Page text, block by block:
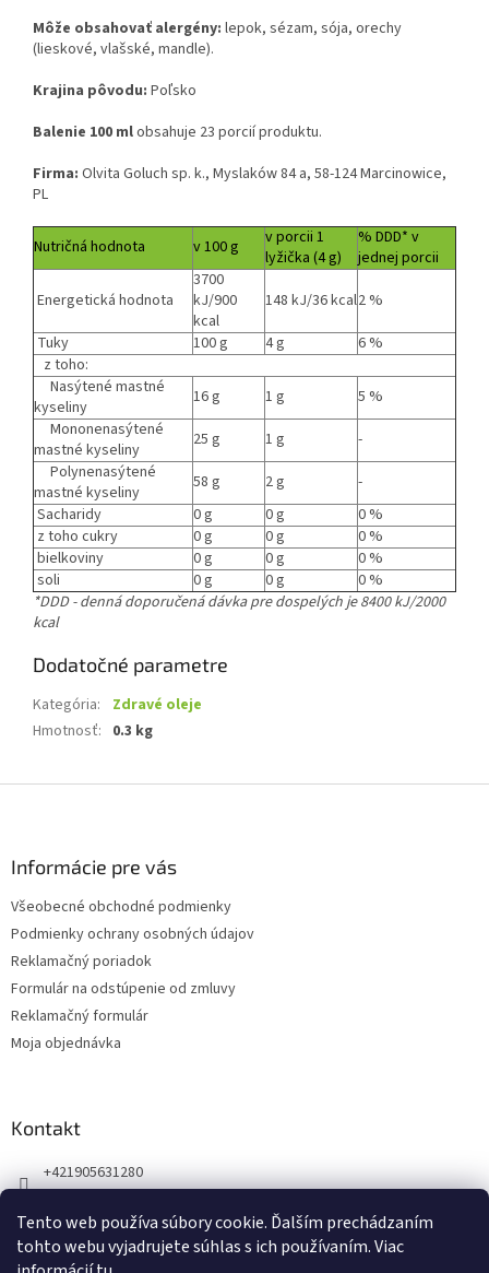
Tento web používa súbory cookie. Ďalším prechádzaním
tohto webu vyjadrujete súhlas s ich používaním. Viac
Môže obsahovať alergény: lepok, sézam, sója, orechy
(lieskové, vlašské, mandle).
Krajina pôvodu: Poľsko
Balenie 100 mlobsahuje 23 porcií produktu.
Firma: Olvita Goluch sp. k., Myslaków 84 a, 58-124 Marcinowice,
PL
Nutričná hodnota v 100 g
v porcii 1
lyžička (4 g)
% DDD* v
jednej porcii
Energetická hodnota
3700
kJ/900
kcal
148 kJ/36 kcal2 %
Tuky
100 g 4 g
6 %
z toho:
Nasýtené mastné
kyseliny
16 g 1 g
5 %
Mononenasýtené
mastné kyseliny
25 g 1 g
-
Polynenasýtené
mastné kyseliny
58 g 2 g
-
Sacharidy
0 g 0 g
0 %
z toho cukry
0 g 0 g
0 %
bielkoviny
0 g 0 g
0 %
soli
0 g 0 g
0 %
*DDD - denná doporučená dávka pre dospelých je 8400 kJ/2000
kcal
Dodatočné parametre
Kategória:
Zdravé oleje
Hmotnosť: 0.3 kg
Informácie pre vás
Všeobecné obchodné podmienky
Podmienky ochrany osobných údajov
Reklamačný poriadok
Formulár na odstúpenie od zmluvy
Reklamačný formulár
Moja objednávka
Kontakt
+421905631280
123zdravie.sk/